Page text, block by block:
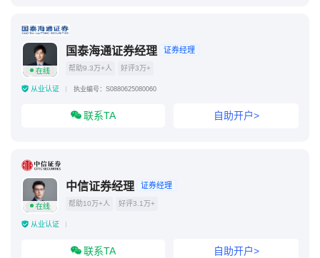
在线
国泰海通证券经理 证券经理
帮助9.3万+人 好评3万+
从业认证 执业编号：S0880625080060
联系TA 自助开户>
在线
中信证券经理 证券经理
帮助10万+人 好评3.1万+
从业认证
联系TA 自助开户>